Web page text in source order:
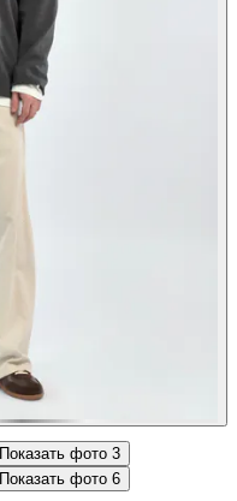
Показать фото 3
Показать фото 6